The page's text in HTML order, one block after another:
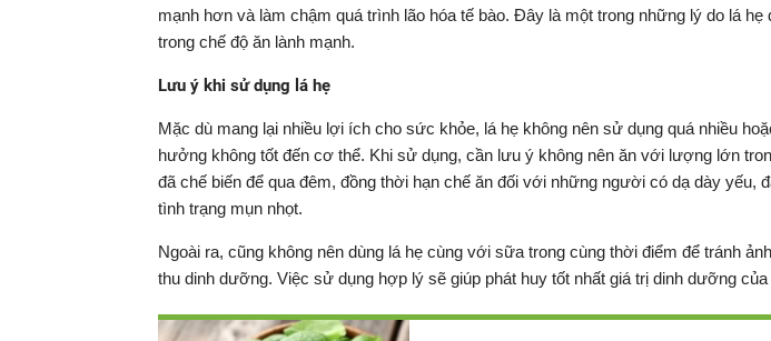
mạnh hơn và làm chậm quá trình lão hóa tế bào. Đây là một trong những lý do lá
trong chế độ ăn lành mạnh.
Lưu ý khi sử dụng lá hẹ
Mặc dù mang lại nhiều lợi ích cho sức khỏe, lá hẹ không nên sử dụng quá nhiều
hưởng không tốt đến cơ thể. Khi sử dụng, cần lưu ý không nên ăn với lượng lớn
đã chế biến để qua đêm, đồng thời hạn chế ăn đối với những người có dạ dày yếu,
tình trạng mụn nhọt.
Ngoài ra, cũng không nên dùng lá hẹ cùng với sữa trong cùng thời điểm để tránh
thu dinh dưỡng. Việc sử dụng hợp lý sẽ giúp phát huy tốt nhất giá trị dinh dưỡng của